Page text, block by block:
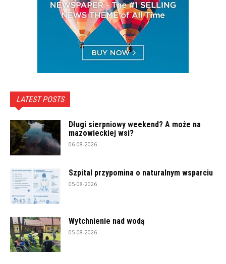
LATEST POSTS
Długi sierpniowy weekend? A może na
mazowieckiej wsi?
06-08-2026
Szpital przypomina o naturalnym wsparciu
05-08-2026
Wytchnienie nad wodą
05-08-2026